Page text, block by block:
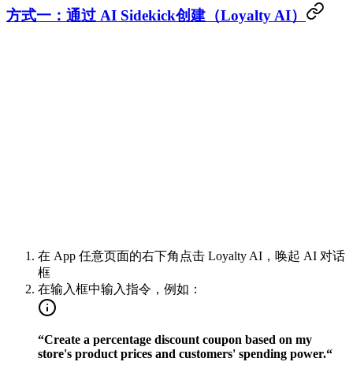
方式一：通过 AI Sidekick创建（Loyalty AI）
在 App 任意页面的右下角点击 Loyalty AI，唤起 AI 对话
框
在输入框中输入指令，例如：
“Create a percentage discount coupon based on my
store's product prices and customers' spending power.“